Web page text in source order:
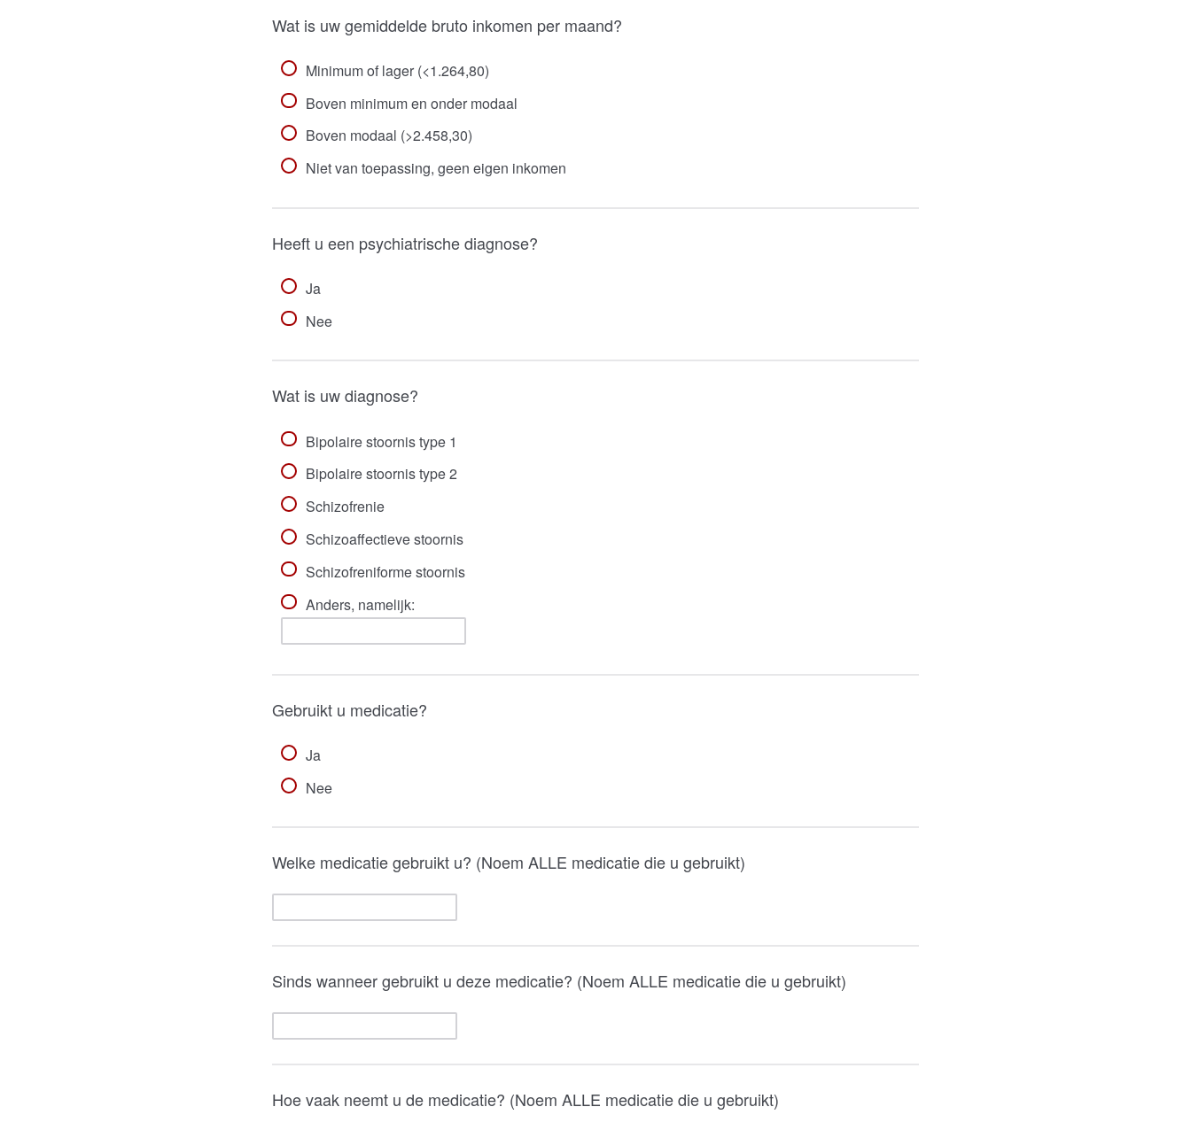
Wat is uw gemiddelde bruto inkomen per maand?
Minimum of lager (<1.264,80)
Boven minimum en onder modaal
Boven modaal (>2.458,30)
Niet van toepassing, geen eigen inkomen
Heeft u een psychiatrische diagnose?
Ja
Nee
Wat is uw diagnose?
Bipolaire stoornis type 1
Bipolaire stoornis type 2
Schizofrenie
Schizoaffectieve stoornis
Schizofreniforme stoornis
Anders, namelijk:
Gebruikt u medicatie?
Ja
Nee
Welke medicatie gebruikt u? (Noem ALLE medicatie die u gebruikt)
Sinds wanneer gebruikt u deze medicatie? (Noem ALLE medicatie die u gebruikt)
Hoe vaak neemt u de medicatie? (Noem ALLE medicatie die u gebruikt)